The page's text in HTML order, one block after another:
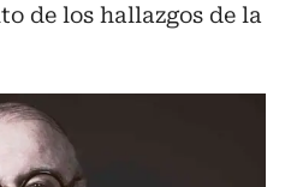
de los hallazgos de la